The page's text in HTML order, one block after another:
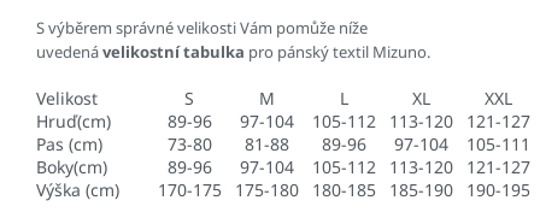
S výběrem správné velikosti Vám pomůže níže
uvedenávelikostní tabulka pro pánský textil Mizuno.
Velikost S M L XL
XXL
Hruď(cm)
89-96 97-104 105-112 113-120
121-127
Pas (cm)
73-80 81-88 89-96 97-104
105-111
Boky(cm)
89-96 97-104 105-112 113-120
121-127
Výška (cm)
170-175 175-180 180-185 185-190 190-195